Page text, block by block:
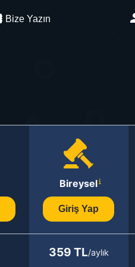
Bize Yazın
Bireysel
Giriş Yap
359 TL/aylık